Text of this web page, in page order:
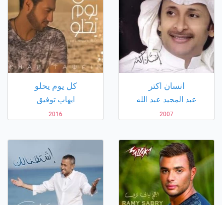
انسان اكتر
عبد المجيد عبد الله
2007
كل يوم يحلو
ايهاب توفيق
2016